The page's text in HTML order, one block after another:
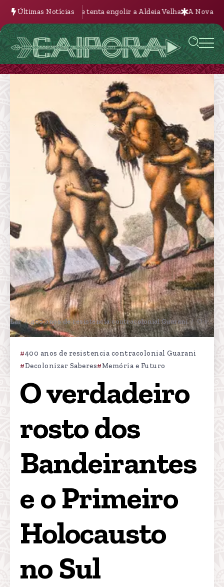
Últimas Notícias
que tenta engolir a Aldeia Velha A Nova Batalha pela Terra
Lar / 400 anos de resistencia contracolonial Guarani / O verdadeiro rosto dos Bandeirantes e o Primeiro Holocausto no Sul
400 anos de resistencia contracolonial Guarani
Decolonizar Saberes
Memória e Futuro
O verdadeiro
rosto dos
Bandeirantes
e o Primeiro
Holocausto
no Sul